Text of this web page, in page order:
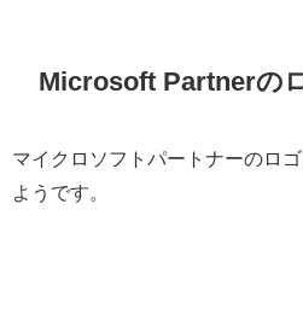
Microsoft Partnerの
マイクロソフトパートナーのロ
ようです。